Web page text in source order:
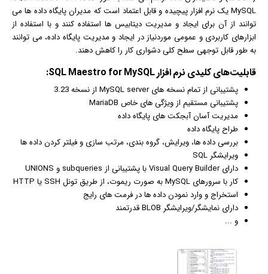
MySQL یک نرم افزار پیچیده و قابل اعتماد است که مدیران پایگاه داده ها می
توانند از آن برای ایجاد و مدیریت دیتابیس ها استفاده کنند و با استفاده از
ابزارهای کاربردی و عمومی موردنیاز در ایجاد و مدیریت پایگاه داده، می توانند
به طور قابل توجهی سطح کلی دشواری کار را کاهش دهند.
قابلیت‌های کلیدی نرم افزار
پشتیبانی از تمام نسخه های MySQL server از نسخه 3.23
پشتیبانی مستقیم از ویژگی های خاص MariaDB
مدیریت آسان آبجکت های پایگاه داده
طراح پایگاه داده
بررسی داده ها، ویرایش، گروه بندی، مرتب سازی و فیلتر کردن داده ها
ویرایشگر SQL
دارای Visual Query Builder با پشتیبانی از subqueries و UNIONS
کار با سرورهای MySQL به صورت ریموت، از طریق تونل SSH یا HTTP
استخراج و وارد نمودن داده ها در فرمت های رایج
دارای نمایشگر/ویرایشگر BLOB قدرتمند
و ...